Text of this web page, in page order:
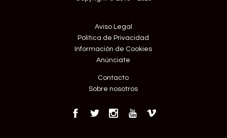
Aviso Legal
Política de Privacidad
Información de Cookies
Anúnciate
Contacto
Sobre nosotros